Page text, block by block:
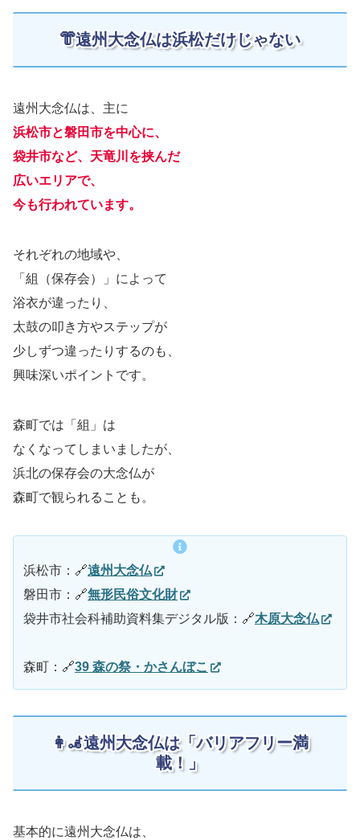
👘遠州大念仏は浜松だけじゃない
遠州大念仏は、主に
浜松市と磐田市を中心に、
袋井市など、天竜川を挟んだ
広いエリアで、
今も行われています。
それぞれの地域や、
「組（保存会）」によって
浴衣が違ったり、
太鼓の叩き方やステップが
少しずつ違ったりするのも、
興味深いポイントです。
森町では「組」は
なくなってしまいましたが、
浜北の保存会の大念仏が
森町で観られることも。
浜松市：🔗遠州大念仏
磐田市：🔗無形民俗文化財
袋井市社会科補助資料集デジタル版：🔗木原大念仏
森町：🔗39 森の祭・かさんぼこ
👩‍🦼遠州大念仏は「バリアフリー満
載！」
基本的に遠州大念仏は、